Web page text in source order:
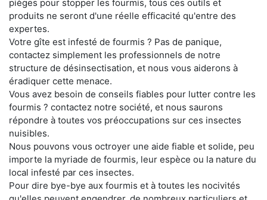
pièges pour stopper les fourmis, tous ces outils et
produits ne seront d'une réelle efficacité qu'entre des
expertes.
Votre gîte est infesté de fourmis ? Pas de panique,
contactez simplement les professionnels de notre
structure de désinsectisation, et nous vous aiderons à
éradiquer cette menace.
Vous avez besoin de conseils fiables pour lutter contre les
fourmis ? contactez notre société, et nous saurons
répondre à toutes vos préoccupations sur ces insectes
nuisibles.
Nous pouvons vous octroyer une aide fiable et solide, peu
importe la myriade de fourmis, leur espèce ou la nature du
local infesté par ces insectes.
Pour dire bye-bye aux fourmis et à toutes les nocivités